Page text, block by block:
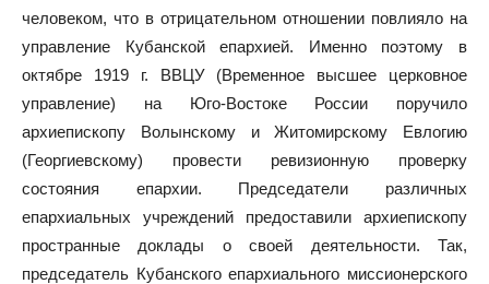
человеком, что в отрицательном отношении повлияло на
управление Кубанской епархией. Именно поэтому в
октябре 1919 г. ВВЦУ (Временное высшее церковное
управление) на Юго-Востоке России поручило
архиепископу Волынскому и Житомирскому Евлогию
(Георгиевскому) провести ревизионную проверку
состояния епархии. Председатели различных
епархиальных учреждений предоставили архиепископу
пространные доклады о своей деятельности. Так,
председатель Кубанского епархиального миссионерского